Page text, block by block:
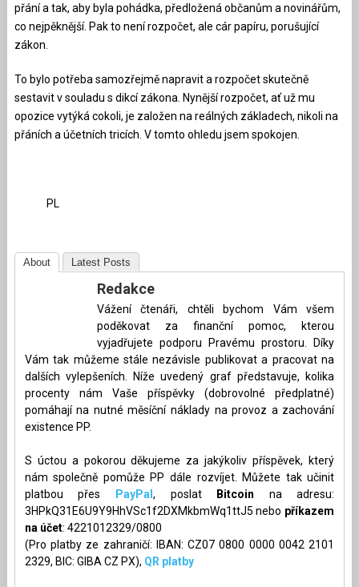
přání a tak, aby byla pohádka, předložená občanům a novinářům,
co nejpěknější. Pak to není rozpočet, ale cár papíru, porušující
zákon.
To bylo potřeba samozřejmě napravit a rozpočet skutečně
sestavit v souladu s dikcí zákona. Nynější rozpočet, ať už mu
opozice vytýká cokoli, je založen na reálných základech, nikoli na
přáních a účetních tricích. V tomto ohledu jsem spokojen.
PL
About Latest Posts
Redakce
Vážení čtenáři, chtěli bychom Vám všem
poděkovat za finanční pomoc, kterou
vyjadřujete podporu Pravému prostoru. Díky
Vám tak můžeme stále nezávisle publikovat a pracovat na
dalších vylepšeních. Níže uvedený graf představuje, kolika
procenty nám Vaše příspěvky (dobrovolné předplatné)
pomáhají na nutné měsíční náklady na provoz a zachování
existence PP.
S úctou a pokorou děkujeme za jakýkoliv příspěvek, který
nám společně pomůže PP dále rozvíjet. Můžete tak učinit
platbou přes
PayPal , poslat Bitcoin na adresu:
3HPkQ31E6U9Y9HhVSc1f2DXMkbmWq1ttJ5 nebo příkazem
na účet: 4221012329/0800
(Pro platby ze zahraničí: IBAN: CZ07 0800 0000 0042 2101
2329, BIC: GIBA CZ PX), QR platby